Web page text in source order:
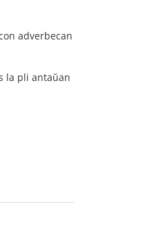
adverbecan
la pli antaŭan